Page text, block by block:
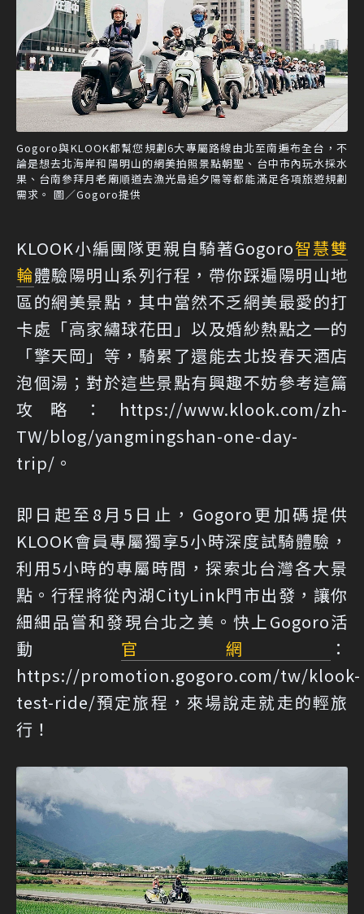
Gogoro與KLOOK都幫您規劃6大專屬路線由北至南遍布全台，不
論是想去北海岸和陽明山的網美拍照景點朝聖、台中市內玩水採水
果、台南參拜月老廟順道去漁光島追夕陽等都能滿足各項旅遊規劃
需求。 圖／Gogoro提供
KLOOK小編團隊更親自騎著Gogoro智慧雙
輪體驗陽明山系列行程，帶你踩遍陽明山地
區的網美景點，其中當然不乏網美最愛的打
卡處「高家繡球花田」以及婚紗熱點之一的
「擎天岡」等，騎累了還能去北投春天酒店
泡個湯；對於這些景點有興趣不妨參考這篇
攻略： https://www.klook.com/zh-
TW/blog/yangmingshan-one-day-
trip/ 。
即日起至8月5日止，Gogoro更加碼提供
KLOOK會員專屬獨享5小時深度試騎體驗，
利用5小時的專屬時間，探索北台灣各大景
點。行程將從內湖CityLink門市出發，讓你
細細品嘗和發現台北之美。快上Gogoro活
動 官網
：
https://promotion.gogoro.com/tw/klook-
test-ride/預定旅程，來場說走就走的輕旅
行！